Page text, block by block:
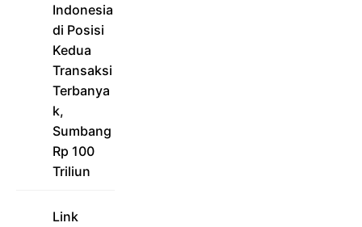
Indonesia
di Posisi
Kedua
Transaksi
Terbanya
k,
Sumbang
Rp 100
Triliun
Link